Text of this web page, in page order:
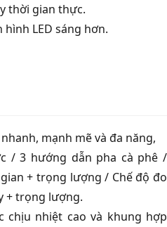
thời gian thực.
LED sáng hơn.
mạnh mẽ và đa năng,
/ 3 hướng dẫn pha cà phê /
+ trọng lượng / Chế độ đo
+ trọng lượng.
chịu nhiệt cao và khung hợp